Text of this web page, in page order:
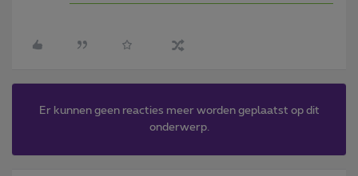
Er kunnen geen reacties meer worden geplaatst op dit
onderwerp.